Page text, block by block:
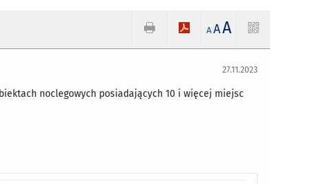
A AA
27.11.2023
noclegowych posiadających 10 i więcej miejsc